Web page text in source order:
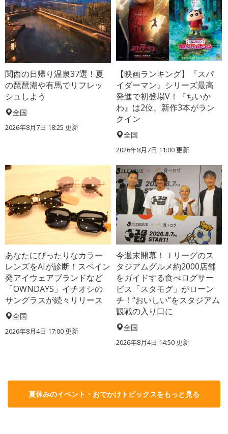
関西の日帰り温泉37選！夏
の琵琶湖や有馬でリフレッ
シュしよう
全国
2026年8月7日 18:25 更新
【映画ランキング】『スパ
イダーマン』シリーズ最高
発進で初登場V！『ちいか
わ』は2位、新作3本がラン
クイン
全国
2026年8月7日 11:00更新
あなたにぴったりなカラー
レンズをAIが診断！スペイン
発アイウェアブランドなど
「OWNDAYS」イチオシの
サングラスが続々リリース
全国
2026年8月4日 17:00更新
今週末開幕！Ｊリーグのス
タジアムグルメ約2000店舗
をガイドする食べログサー
ビス「スタモグ」がローン
チ！“おいしい”をスタジアム
観戦の入り口に
全国
2026年8月4日 14:50更新
夏休みのイベント・おでかけトピックスをもっと見る